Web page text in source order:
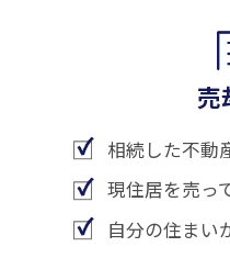
売
相続した不動
現住居を売っ
自分の住まい